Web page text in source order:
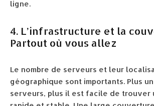
ligne.
4. L’infrastructure et la
Partout où vous allez
Le nombre de serveurs et leur
géographique sont importants. Plus un
serveurs, plus il est facile de trouver